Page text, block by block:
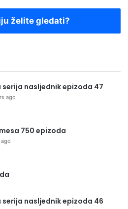
želite gledati?
serija nasljednik epizoda 47
ago
750 epizoda
serija nasljednik epizoda 46